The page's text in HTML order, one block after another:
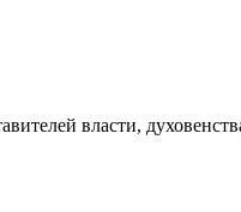
власти,